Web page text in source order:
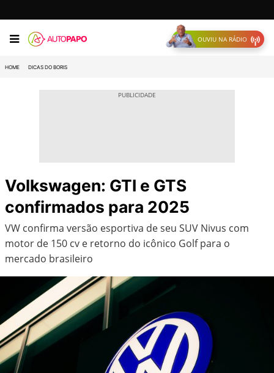
OUVIU NA RÁDIO
HOME DICAS DO BORIS
Volkswagen: GTI e GTS
confirmados para 2025
VW confirma versão esportiva de seu SUV Nivus com
motor de 150 cv e retorno do icônico Golf para o
mercado brasileiro